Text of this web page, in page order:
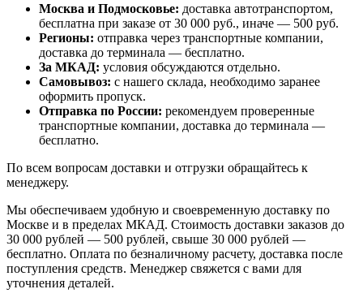
Москва и Подмосковье: доставка автотранспортом,
бесплатна при заказе от 30 000 руб., иначе — 500 руб.
Регионы: отправка через транспортные компании,
доставка до терминала — бесплатно.
За МКАД: условия обсуждаются отдельно.
Самовывоз: с нашего склада, необходимо заранее
оформить пропуск.
Отправка по России: рекомендуем проверенные
транспортные компании, доставка до терминала —
бесплатно.
По всем вопросам доставки и отгрузки обращайтесь к
менеджеру.
Мы обеспечиваем удобную и своевременную доставку по
Москве и в пределах МКАД. Стоимость доставки заказов до
30 000 рублей — 500 рублей, свыше 30 000 рублей —
бесплатно. Оплата по безналичному расчету, доставка после
поступления средств. Менеджер свяжется с вами для
уточнения деталей.